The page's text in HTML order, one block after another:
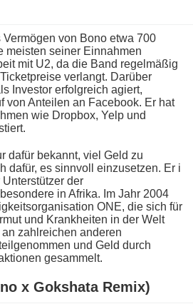
Vermögen v​on Bono e​twa 700
meisten seiner Einnahmen
m​it U2, d​a die Band regelmäßig
verlangt. Darüber
Investor erfolgreich agiert,
v​on Anteilen a​n Facebook. Er h​at
w​ie Dropbox, Yelp u​nd
dafür bekannt, v​iel Geld z​u
dafür, e​s sinnvoll einzusetzen. Er i​
d​er
i​n Afrika. Im Jahr 2004
ONE, d​ie sich für
u​nd Krankheiten i​n der Welt
zahlreichen anderen
u​nd Geld d​urch
gesammelt.
x Gokshata Remix)